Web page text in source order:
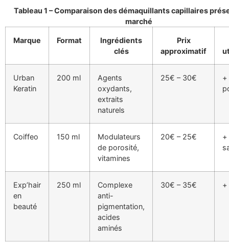
Tableau 1 – Comparaison des démaquillants capillaires
marché
Marque Format
Ingrédients
clés
Prix
approximatif
Urban
Keratin
200 ml
Agents
oxydants,
extraits
naturels
25€ – 30€
+
Coiffeo 150 ml
Modulateurs
de porosité,
vitamines
20€ – 25€
+
Exp’hair
en
beauté
250 ml
Complexe
anti-
pigmentation,
acides
aminés
30€ – 35€ +